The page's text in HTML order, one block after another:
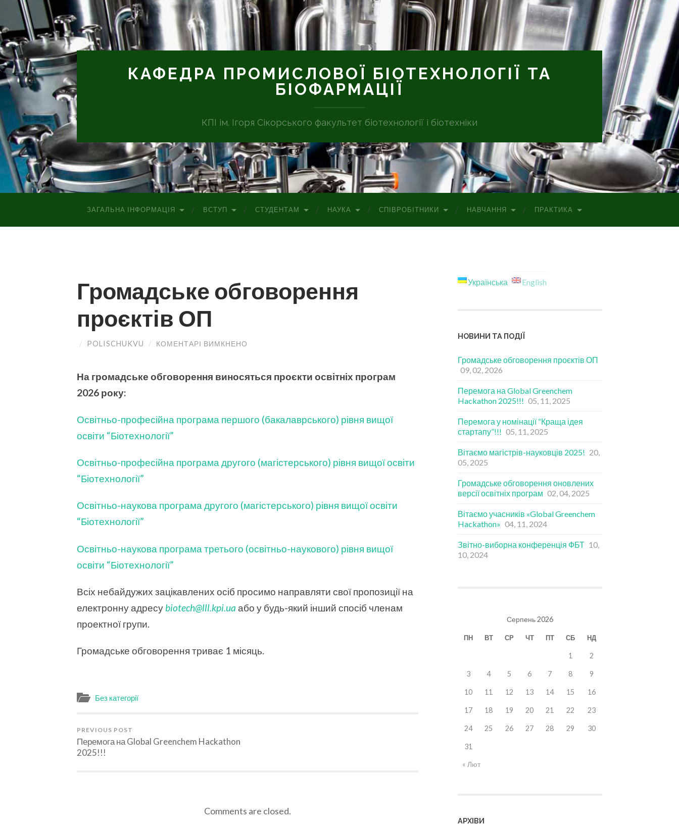
КАФЕДРА ПРОМИСЛОВОЇ БІОТЕХНОЛОГІЇ ТА
БІОФАРМАЦІЇ
КПІ ім. Ігоря Сікорського факультет біотехнології і біотехніки
ЗАГАЛЬНА ІНФОРМАЦІЯ ВСТУП СТУДЕНТАМ НАУКА СПІВРОБІТНИКИ НАВЧАННЯ ПРАКТИКА
Громадське обговорення
проєктів ОП
/ POLISCHUKVU / КОМЕНТАРІ ВИМКНЕНО
ОП
На громадське обговорення виносяться проєкти освітніх програм
2026 року:
Освітньо-професійна програма першого (бакалаврського) рівня вищої
освіти “Біотехнології”
Освітньо-професійна програма другого (магістерського) рівня вищої освіти
“Біотехнології”
Освітньо-наукова програма другого (магістерського) рівня вищої освіти
“Біотехнології”
Освітньо-наукова програма третього (освітньо-наукового) рівня вищої
освіти “Біотехнології”
Всіх небайдужих зацікавлених осіб просимо направляти свої пропозиції на
електронну адресу biotech@lll.kpi.ua або у будь-який інший спосіб членам
проектної групи.
Громадське обговорення триває 1 місяць.
Без категорії
PREVIOUS POST
Перемога на Global Greenchem Hackathon
2025!!!
Comments are closed.
Українська English
НОВИНИ ТА ПОДІЇ
Громадське обговорення проєктів ОП
09, 02, 2026
Перемога на Global Greenchem
Hackathon 2025!!! 05, 11, 2025
Перемога у номінації “Краща ідея
стартапу”!!! 05, 11, 2025
Вітаємо магістрів-науковців 2025! 20,
05, 2025
Громадське обговорення оновлених
версії освітніх програм 02, 04, 2025
Вітаємо учасників «Global Greenchem
Hackathon» 04, 11, 2024
Звітно-виборна конференція ФБТ 10,
10, 2024
Серпень 2026
ПН ВТ СР ЧТ ПТ СБ НД
« Лют
1 2
3 4 5 6 7 8 9
10 11 12 13 14 15 16
17 18 19 20 21 22 23
24 25 26 27 28 29 30
31
АРХІВИ